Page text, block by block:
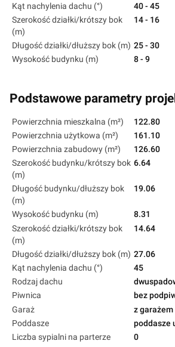
Kąt nachylenia dachu (°)
40 - 45
Szerokość działki/krótszy bok
(m)
14 - 16
Długość działki/dłuższy bok (m) 25 - 30
Wysokość budynku (m)
8 - 9
Podstawowe parametry
Powierzchnia mieszkalna (m²)
122.80
Powierzchnia użytkowa (m²)
161.10
Powierzchnia zabudowy (m²)
126.60
Szerokość budynku/krótszy bok
(m)
6.64
Długość budynku/dłuższy bok
(m)
19.06
Wysokość budynku (m)
8.31
Szerokość działki/krótszy bok
(m)
14.64
Długość działki/dłuższy bok (m) 27.06
Kąt nachylenia dachu (°)
45
Rodzaj dachu
Piwnica
bez
Garaż
z
Poddasze
poddasze
Liczba sypialni na parterze
0